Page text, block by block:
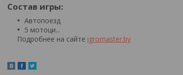
Состав игры:
Автопоезд
5 мотоци...
Подробнее на сайте igromaster.by